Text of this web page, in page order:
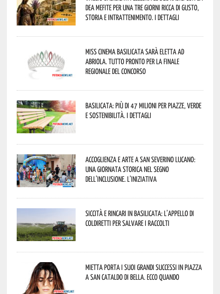
Dea Mefite per una tre giorni ricca di gusto,
storia e intrattenimento. I dettagli
Miss Cinema Basilicata sarà eletta ad
Abriola. Tutto pronto per la finale
regionale del concorso
Basilicata: più di 47 milioni per piazze, verde
e sostenibilità. I dettagli
Accoglienza e arte a San Severino Lucano:
una giornata storica nel segno
dell’inclusione. L’iniziativa
Siccità e rincari in Basilicata: l’appello di
Coldiretti per salvare i raccolti
Mietta porta i suoi grandi successi in piazza
a San Cataldo di Bella. Ecco quando